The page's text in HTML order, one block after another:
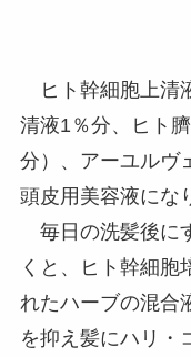
ヒト幹細胞上清
清液1％分、ヒト
分）、アーユルヴ
頭皮用美容液にな
毎日の洗髪後に
くと、ヒト幹細胞
れたハーブの混合
を抑え髪にハリ・